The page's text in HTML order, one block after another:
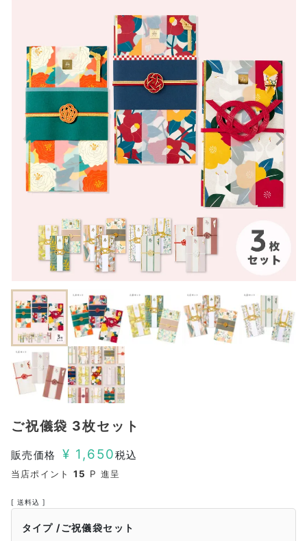
ご祝儀袋 3枚セット
販売価格 ¥ 1,650税込
当店ポイント 15 P 進呈
送料込
タイプ ご祝儀袋セット